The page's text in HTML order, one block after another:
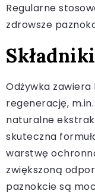
Regularne
zdrowsze
Odżywka
regenerację,
naturalne
skuteczna
warstwę
zwiększoną
paznokcie są